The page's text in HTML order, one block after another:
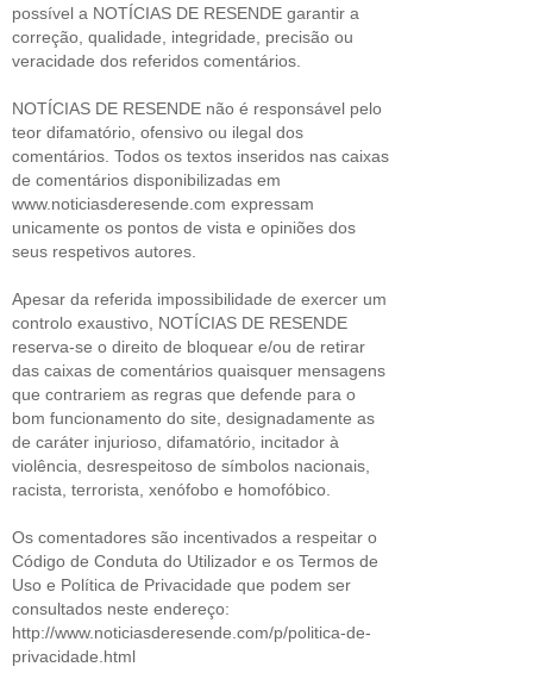
possível a NOTÍCIAS DE RESENDE garantir a
correção, qualidade, integridade, precisão ou
veracidade dos referidos comentários.
NOTÍCIAS DE RESENDE não é responsável pelo
teor difamatório, ofensivo ou ilegal dos
comentários. Todos os textos inseridos nas caixas
de comentários disponibilizadas em
www.noticiasderesende.com expressam
unicamente os pontos de vista e opiniões dos
seus respetivos autores.
Apesar da referida impossibilidade de exercer um
controlo exaustivo, NOTÍCIAS DE RESENDE
reserva-se o direito de bloquear e/ou de retirar
das caixas de comentários quaisquer mensagens
que contrariem as regras que defende para o
bom funcionamento do site, designadamente as
de caráter injurioso, difamatório, incitador à
violência, desrespeitoso de símbolos nacionais,
racista, terrorista, xenófobo e homofóbico.
Os comentadores são incentivados a respeitar o
Código de Conduta do Utilizador e os Termos de
Uso e Política de Privacidade que podem ser
consultados neste endereço:
http://www.noticiasderesende.com/p/politica-de-
privacidade.html